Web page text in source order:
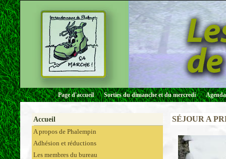
Page d'accueil Sorties du dimanche et du mercredi
Accueil
A propos de Phalempin
Adhésion et réductions
Les membres du bureau
SÉJOUR A